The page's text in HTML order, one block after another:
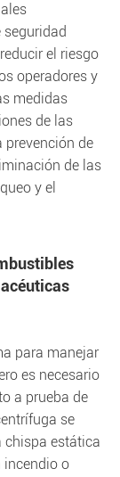
el riesgo
operadores y
medidas
de las
de
de las
y el
para manejar
es necesario
a prueba de
se
chispa estática
incendio o